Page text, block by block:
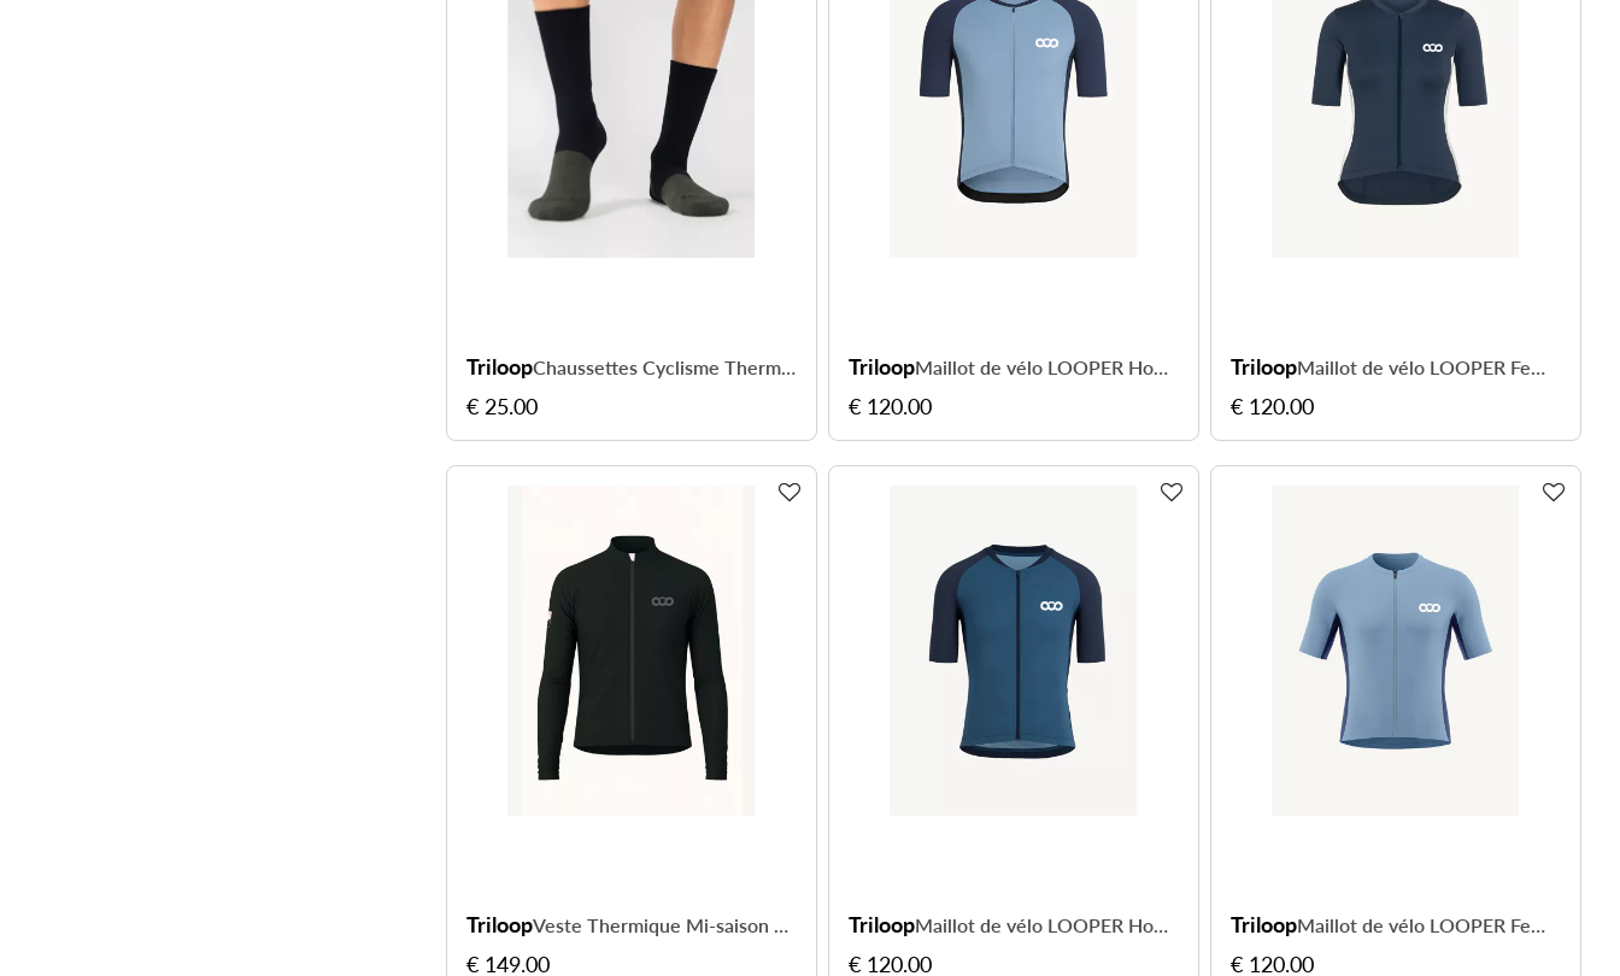
Triloop Chaussettes Cyclisme Thermal+ Vercors
€ 25.00
Triloop Maillot de vélo LOOPER Homme Made in Italy et Recyclé — BOSA
€ 120.00
Triloop Maillot de vélo LOOPER Femme Made in Italy et Recyclé — TOULON
€ 120.00
Triloop Veste Thermique Mi-saison Cyclisme IMPACT Homme - Vert sapin
€ 149.00
Triloop Maillot de vélo LOOPER Homme Made in Italy et Recyclé — TOULON
€ 120.00
Triloop Maillot de vélo LOOPER Femme Made in Italy et Recyclé — BOSA
€ 120.00